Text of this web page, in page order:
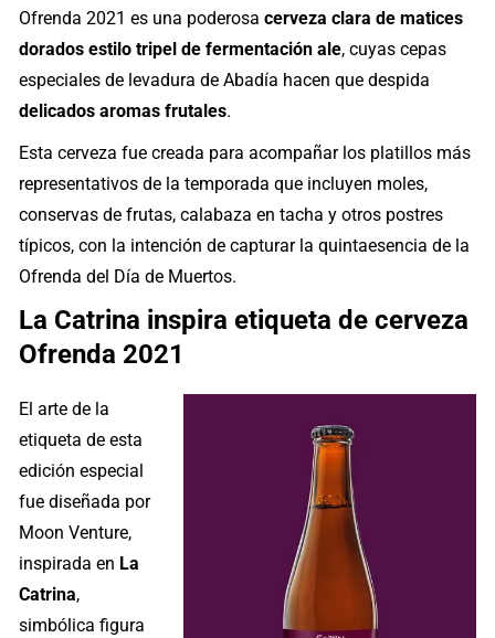
Ofrenda 2021 es una poderosacerveza clara de matices
dorados estilo tripel de fermentación ale, cuyas cepas
especiales de levadura de Abadía hacen que despida
delicados aromas frutales.
Esta cerveza fue creada para acompañar los platillos más
representativos de la temporada que incluyen moles,
conservas de frutas, calabaza en tacha y otros postres
típicos, con la intención de capturar la quintaesencia de la
Ofrenda del Día de Muertos.
La Catrina inspira etiqueta de cerveza
Ofrenda 2021
El arte de la
etiqueta de esta
edición especial
fue diseñada por
Moon Venture,
inspirada en La
Catrina,
simbólica figura